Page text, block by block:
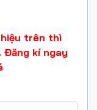
hiệu trên thì
Đăng kí ngay